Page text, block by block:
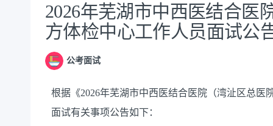
2026年芜湖市中西医结合医
方体检中心工作人员面试公
公考面试
根据《2026年芜湖市中西医结合医院（湾沚区总
面试有关事项公告如下：